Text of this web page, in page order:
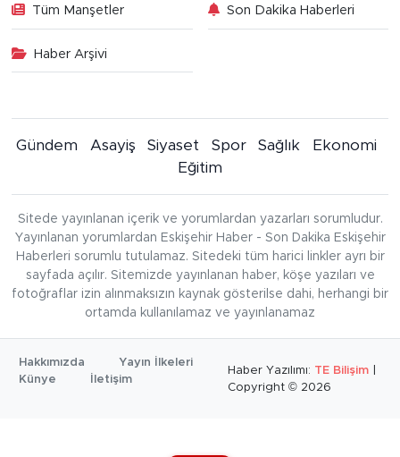
Tüm Manşetler Son Dakika Haberleri
Haber Arşivi
Gündem Asayiş Siyaset Spor Sağlık
Ekonomi
Eğitim
Sitede yayınlanan içerik ve yorumlardan yazarları sorumludur.
Yayınlanan yorumlardan Eskişehir Haber - Son Dakika Eskişehir
Haberleri sorumlu tutulamaz. Sitedeki tüm harici linkler ayrı bir
sayfada açılır. Sitemizde yayınlanan haber, köşe yazıları ve
fotoğraflar izin alınmaksızın kaynak gösterilse dahi, herhangi bir
ortamda kullanılamaz ve yayınlanamaz
Hakkımızda
Yayın İlkeleri
Künye
İletişim
Haber Yazılımı: TE Bilişim
Copyright © 2026